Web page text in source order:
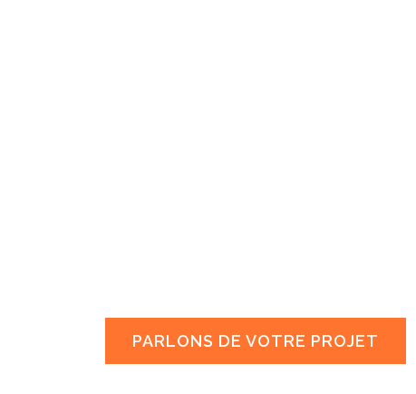
PARLONS DE VOTRE PROJET